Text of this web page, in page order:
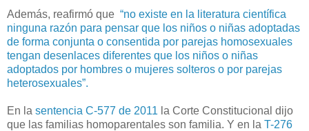
Además, reafirmó que “no existe en la literatura científica
ninguna razón para pensar que los niños o niñas adoptadas
de forma conjunta o consentida por parejas homosexuales
tengan desenlaces diferentes que los niños o niñas
adoptados por hombres o mujeres solteros o por parejas
heterosexuales”.
En la sentencia C-577 de 2011 la Corte Constitucional dijo
que las familias homoparentales son familia. Y en la T-276